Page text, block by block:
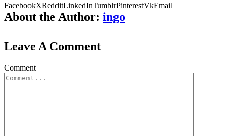
FacebookXRedditLinkedInTumblrPinterestVkEmail
About the Author: ingo
Leave A Comment
Comment